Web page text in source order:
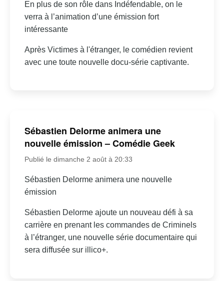
En plus de son rôle dans Indéfendable, on le
verra à l’animation d’une émission fort
intéressante
Après Victimes à l'étranger, le comédien revient
avec une toute nouvelle docu-série captivante.
Sébastien Delorme animera une
nouvelle émission – Comédie Geek
Publié le dimanche 2 août à 20:33
Sébastien Delorme animera une nouvelle
émission
Sébastien Delorme ajoute un nouveau défi à sa
carrière en prenant les commandes de Criminels
à l’étranger, une nouvelle série documentaire qui
sera diffusée sur illico+.